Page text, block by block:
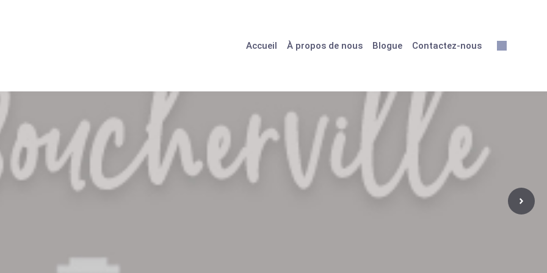
Accueil À propos de nous Blogue Contactez-nous